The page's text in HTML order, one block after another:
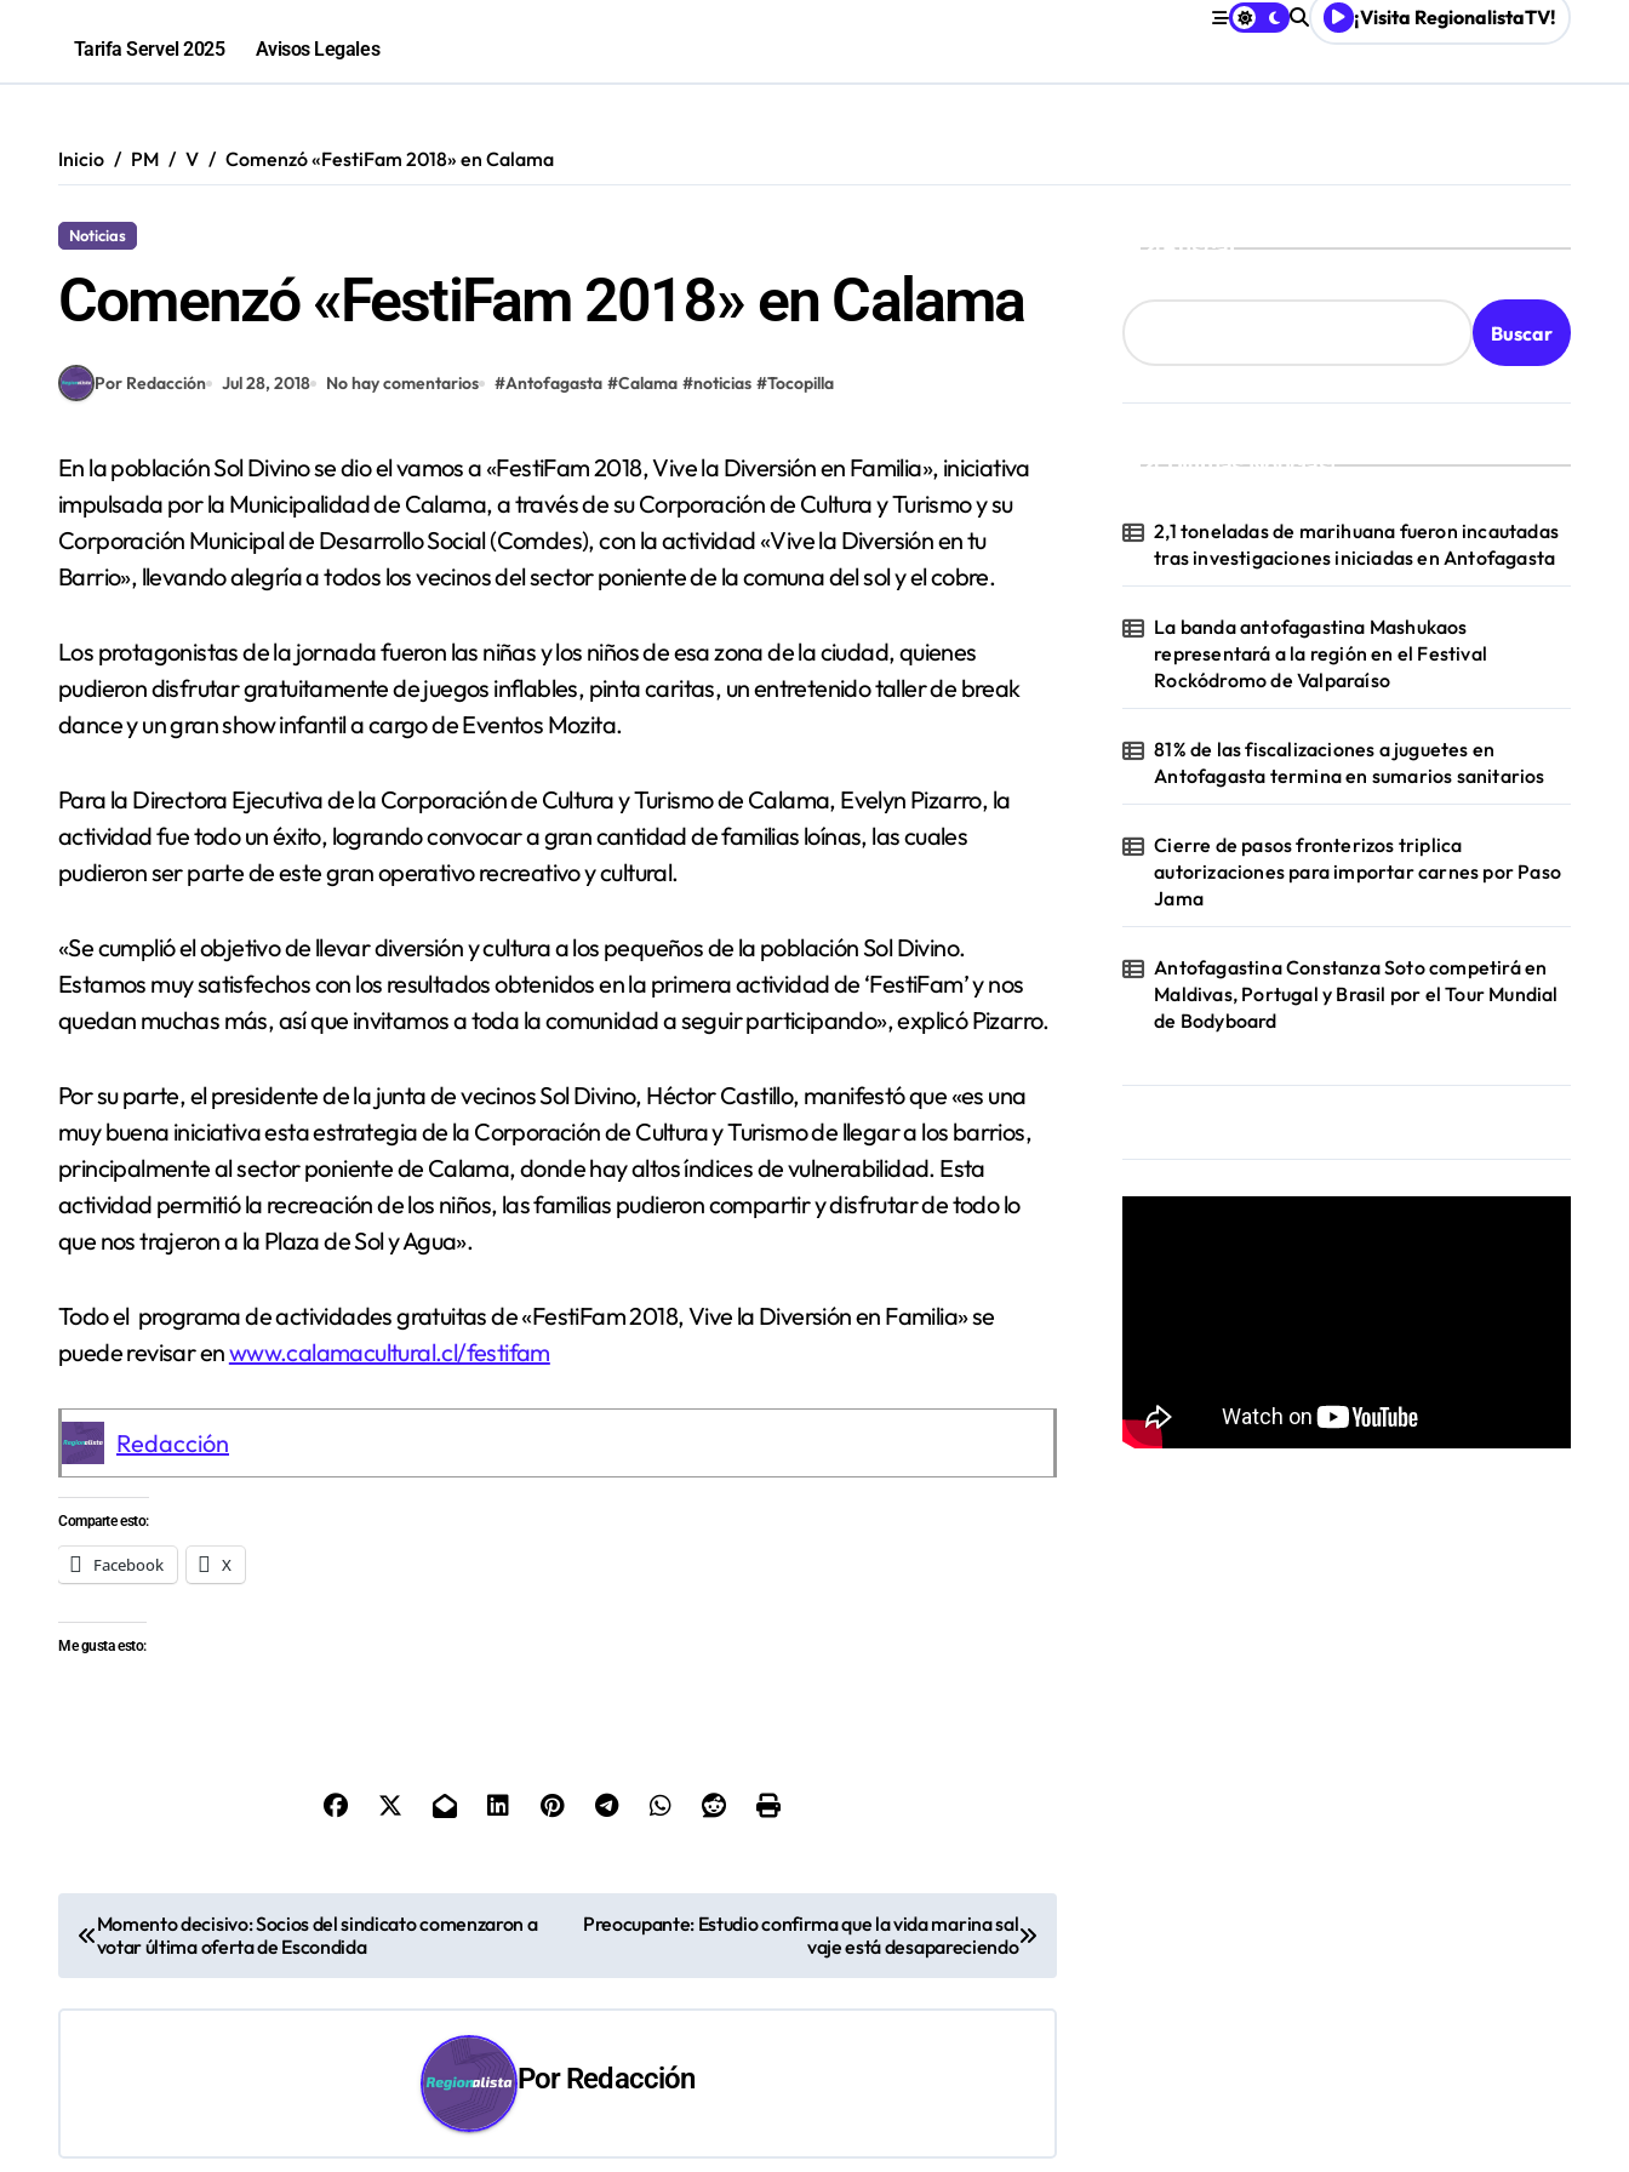
Tarifa Servel 2025 Avisos Legales
¡Visita RegionalistaTV!
Inicio PM V Comenzó «FestiFam 2018» en Calama
Noticias
Comenzó «FestiFam 2018» en Calama
Por Redacción Jul 28, 2018 No hay comentarios #Antofagasta #Calama #noticias #Tocopilla
En la población Sol Divino se dio el vamos a «FestiFam 2018, Vive la Diversión en Familia», iniciativa
impulsada por la Municipalidad de Calama, a través de su Corporación de Cultura y Turismo y su
Corporación Municipal de Desarrollo Social (Comdes), con la actividad «Vive la Diversión en tu
Barrio», llevando alegría a todos los vecinos del sector poniente de la comuna del sol y el cobre.
Los protagonistas de la jornada fueron las niñas y los niños de esa zona de la ciudad, quienes
pudieron disfrutar gratuitamente de juegos inflables, pinta caritas, un entretenido taller de break
dance y un gran show infantil a cargo de Eventos Mozita.
Para la Directora Ejecutiva de la Corporación de Cultura y Turismo de Calama, Evelyn Pizarro, la
actividad fue todo un éxito, logrando convocar a gran cantidad de familias loínas, las cuales
pudieron ser parte de este gran operativo recreativo y cultural.
«Se cumplió el objetivo de llevar diversión y cultura a los pequeños de la población Sol Divino.
Estamos muy satisfechos con los resultados obtenidos en la primera actividad de ‘FestiFam’ y nos
quedan muchas más, así que invitamos a toda la comunidad a seguir participando», explicó Pizarro.
Por su parte, el presidente de la junta de vecinos Sol Divino, Héctor Castillo, manifestó que «es una
muy buena iniciativa esta estrategia de la Corporación de Cultura y Turismo de llegar a los barrios,
principalmente al sector poniente de Calama, donde hay altos índices de vulnerabilidad. Esta
actividad permitió la recreación de los niños, las familias pudieron compartir y disfrutar de todo lo
que nos trajeron a la Plaza de Sol y Agua».
Todo el programa de actividades gratuitas de «FestiFam 2018, Vive la Diversión en Familia» se
puede revisar enwww.calamacultural.cl/festifam
Redacción
Comparte esto:
Facebook X
Me gusta esto:
a
v
Momento decisivo: Socios del sindicato comenzaron a
votar última oferta de Escondida
Preocupante: Estudio confirma que la vida marina sal
vaje está desapareciendo
PorRedacción
Buscar
Buscar
¡Ultimas Noticias!
2,1 toneladas de marihuana fueron incautadas
tras investigaciones iniciadas en Antofagasta
La banda antofagastina Mashukaos
representará a la región en el Festival
Rockódromo de Valparaíso
81% de las fiscalizaciones a juguetes en
Antofagasta termina en sumarios sanitarios
Cierre de pasos fronterizos triplica
autorizaciones para importar carnes por Paso
Jama
Antofagastina Constanza Soto competirá en
Maldivas, Portugal y Brasil por el Tour Mundial
de Bodyboard